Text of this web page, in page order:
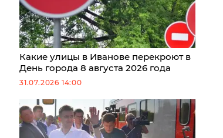
Какие улицы в Иванове перекроют в
День города 8 августа 2026 года
31.07.2026 14:00